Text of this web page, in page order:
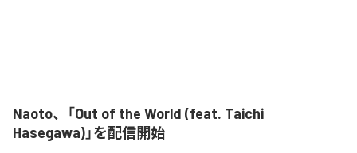
Naoto、「Out of the World (feat. Taichi
Hasegawa)」を配信開始